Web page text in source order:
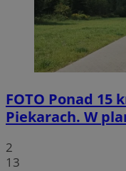
FOTO Ponad 15
Piekarach. W
2
13